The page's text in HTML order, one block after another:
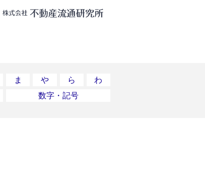
ま や ら
わ
数字・記号